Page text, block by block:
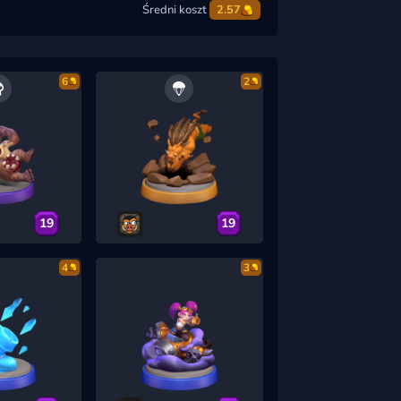
Średni koszt 2.57
6
19
2
19
4 3